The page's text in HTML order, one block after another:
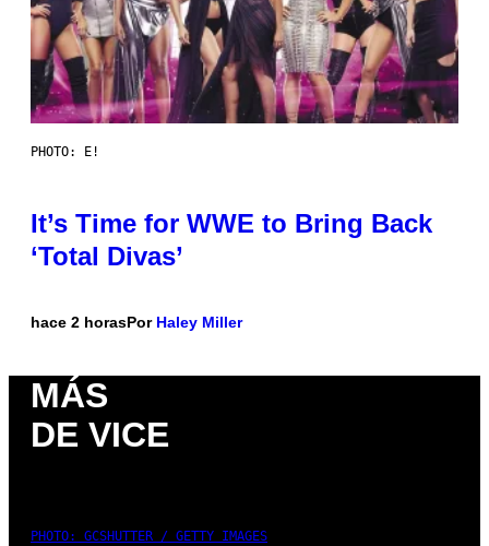
PHOTO: E!
It’s Time for WWE to Bring Back
‘Total Divas’
hace 2 horasPor Haley Miller
MÁS
DE VICE
PHOTO: GCSHUTTER / GETTY IMAGES